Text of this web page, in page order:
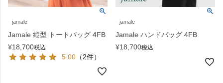
jamale
Jamale 縦型 トートバッグ 4FB
¥18,700税込
5.00 （2件）
jamale
Jamale ハンドバッグ 4FB
¥18,700税込